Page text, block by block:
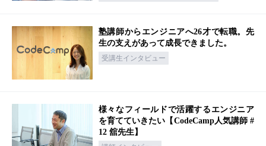
塾講師からエンジニアへ26才で転職。先
生の支えがあって成長できました。
受講生インタビュー
様々なフィールドで活躍するエンジニア
を育てていきたい【CodeCamp人気講師 #
12 舘先生】